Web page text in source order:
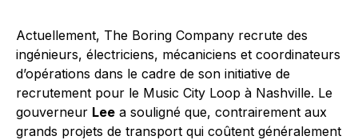
Actuellement, The Boring Company recrute des
ingénieurs, électriciens, mécaniciens et coordinateurs
d’opérations dans le cadre de son initiative de
recrutement pour le Music City Loop à Nashville. Le
gouverneur Lee a souligné que, contrairement aux
grands projets de transport qui coûtent généralement